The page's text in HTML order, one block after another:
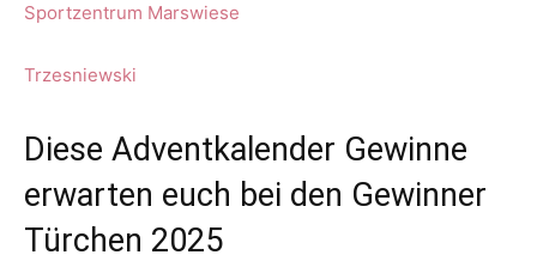
Sportzentrum Marswiese
Trzesniewski
Diese Adventkalender Gewinne
erwarten euch bei den Gewinner
Türchen 2025